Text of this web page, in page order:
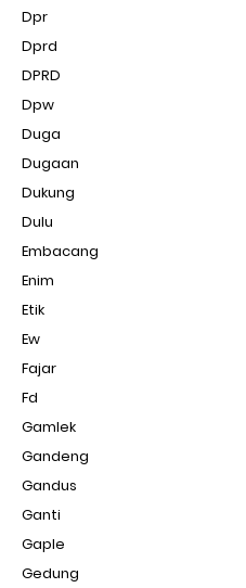
Dpr
Dprd
DPRD
Dpw
Duga
Dugaan
Dukung
Dulu
Embacang
Enim
Etik
Ew
Fajar
Fd
Gamlek
Gandeng
Gandus
Ganti
Gaple
Gedung